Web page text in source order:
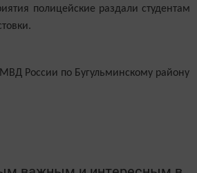
полицейские раздали студентам
России по Бугульминскому району